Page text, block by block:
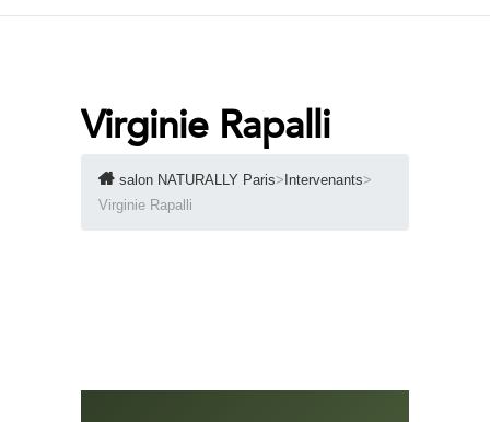
Virginie Rapalli
salon NATURALLY Paris> Intervenants>
Virginie Rapalli